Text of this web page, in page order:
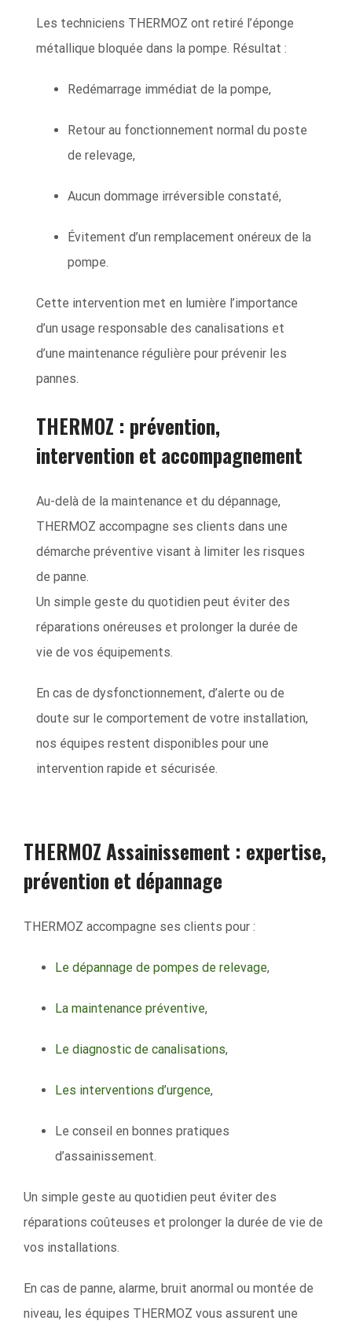
Les techniciens THERMOZ ont retiré l’éponge
métallique bloquée dans la pompe. Résultat :
Redémarrage immédiat de la pompe,
Retour au fonctionnement normal du poste
de relevage,
Aucun dommage irréversible constaté,
Évitement d’un remplacement onéreux de la
pompe.
Cette intervention met en lumière l’importance
d’un usage responsable des canalisations et
d’une maintenance régulière pour prévenir les
pannes.
THERMOZ : prévention,
intervention et accompagnement
Au-delà de la maintenance et du dépannage,
THERMOZ accompagne ses clients dans une
démarche préventive visant à limiter les risques
de panne.
Un simple geste du quotidien peut éviter des
réparations onéreuses et prolonger la durée de
vie de vos équipements.
En cas de dysfonctionnement, d’alerte ou de
doute sur le comportement de votre installation,
nos équipes restent disponibles pour une
intervention rapide et sécurisée.
THERMOZ Assainissement : expertise,
prévention et dépannage
THERMOZ accompagne ses clients pour :
Le dépannage de pompes de relevage,
La maintenance préventive,
Le diagnostic de canalisations,
Les interventions d’urgence,
Le conseil en bonnes pratiques
d’assainissement.
Un simple geste au quotidien peut éviter des
réparations coûteuses et prolonger la durée de vie de
vos installations.
En cas de panne, alarme, bruit anormal ou montée de
niveau, les équipes THERMOZ vous assurent une